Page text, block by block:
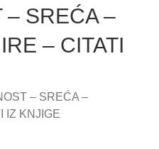
– SREĆA –
– CITATI
– SREĆA –
IZ KNJIGE